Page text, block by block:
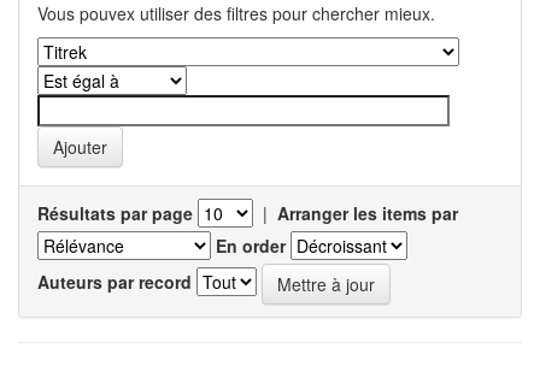
Vous pouvex utiliser des filtres pour chercher mieux.
Résultats par page | Arranger les items par
En order
Auteurs par record